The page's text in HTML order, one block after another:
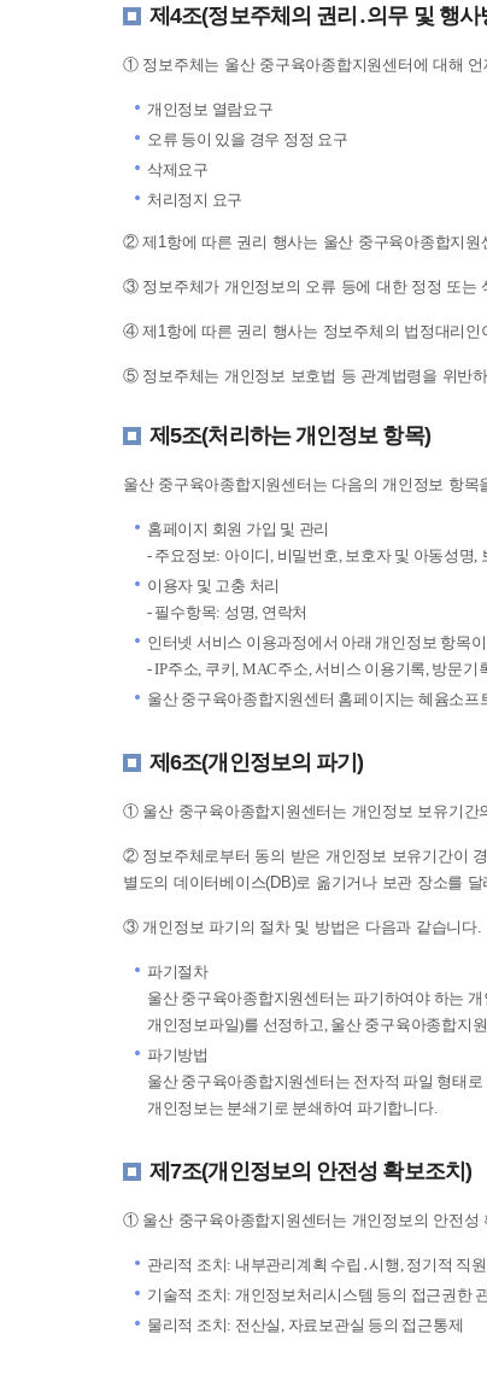
제4조(정보주체의 권리․의무 및 행사
① 정보주체는 울산 중구육아종합지원센터에 대해
개인정보 열람요구
오류 등이 있을 경우 정정 요구
삭제요구
처리정지 요구
② 제1항에 따른 권리 행사는 울산 중구육아종합지
③ 정보주체가 개인정보의 오류 등에 대한 정정 또는
④ 제1항에 따른 권리 행사는 정보주체의 법정대리
⑤ 정보주체는 개인정보 보호법 등 관계법령을 위반
제5조(처리하는 개인정보 항목)
울산 중구육아종합지원센터는 다음의 개인정보 항목
홈페이지 회원 가입 및 관리
- 주요정보: 아이디, 비밀번호, 보호자 및 아동성명
이용자 및 고충 처리
- 필수항목: 성명, 연락처
인터넷 서비스 이용과정에서 아래 개인정보 항목
- IP주소, 쿠키, MAC주소, 서비스 이용기록, 방문기
울산 중구육아종합지원센터 홈페이지는 혜윰소
제6조(개인정보의 파기)
① 울산 중구육아종합지원센터는 개인정보 보유기간
② 정보주체로부터 동의 받은 개인정보 보유기간이
별도의 데이터베이스(DB)로 옮기거나 보관 장소를
③ 개인정보 파기의 절차 및 방법은 다음과 같습니다.
파기절차
울산 중구육아종합지원센터는 파기하여야 하는
개인정보파일)를 선정하고, 울산 중구육아종합지
파기방법
울산 중구육아종합지원센터는 전자적 파일 형태
개인정보는 분쇄기로 분쇄하여 파기합니다.
제7조(개인정보의 안전성 확보조치)
① 울산 중구육아종합지원센터는 개인정보의 안전성
관리적 조치: 내부관리계획 수립․시행, 정기적 직
기술적 조치: 개인정보처리시스템 등의 접근권한
물리적 조치: 전산실, 자료보관실 등의 접근통제